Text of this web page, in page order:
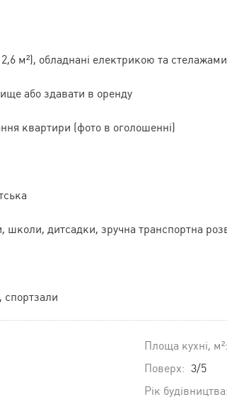
м²), обладнані електрикою та стелажами
або здавати в оренду
квартири (фото в оголошенні)
дитсадки, зручна транспортна
спортзали
Площа кухні, м²:
Поверх: 3/5
Рік будівництва: